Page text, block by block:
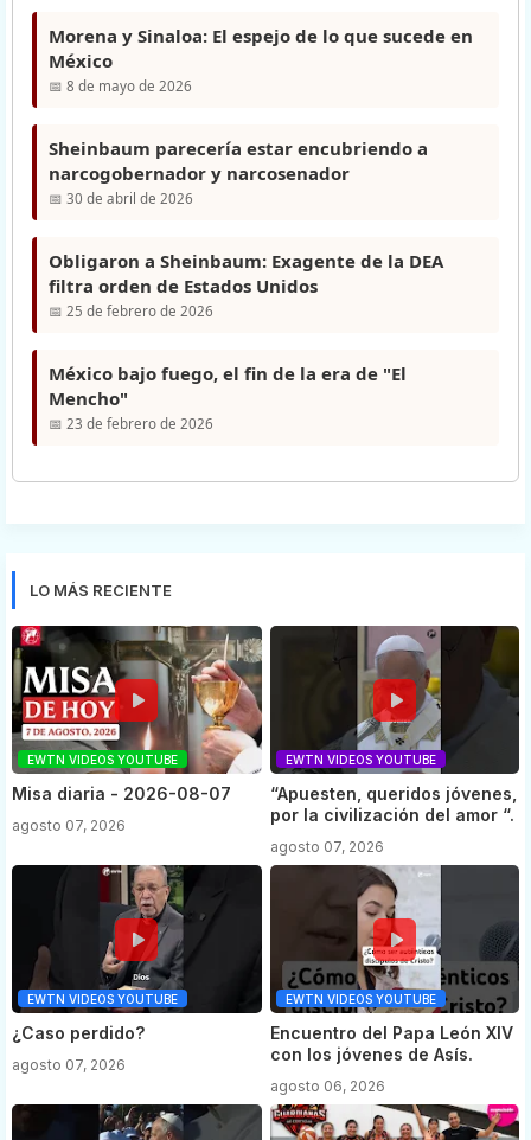
Morena y Sinaloa: El espejo de lo que sucede en
México
📅 8 de mayo de 2026
Sheinbaum parecería estar encubriendo a
narcogobernador y narcosenador
📅 30 de abril de 2026
Obligaron a Sheinbaum: Exagente de la DEA
filtra orden de Estados Unidos
📅 25 de febrero de 2026
México bajo fuego, el fin de la era de "El
Mencho"
📅 23 de febrero de 2026
LO MÁS RECIENTE
EWTN VIDEOS YOUTUBE
Misa diaria - 2026-08-07
agosto 07, 2026
EWTN VIDEOS YOUTUBE
“Apuesten, queridos jóvenes,
por la civilización del amor “.
agosto 07, 2026
EWTN VIDEOS YOUTUBE
¿Caso perdido?
agosto 07, 2026
EWTN VIDEOS YOUTUBE
Encuentro del Papa León XIV
con los jóvenes de Asís.
agosto 06, 2026